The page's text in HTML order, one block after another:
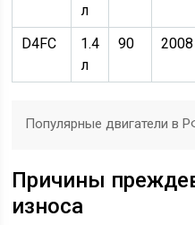
л
D4FC
1.4
л
90 2008
Популярные двигатели в
Причины
износа